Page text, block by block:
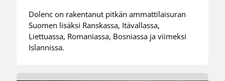
Dolenc on rakentanut pitkän ammattilaisuran
Suomen lisäksi Ranskassa, Itävallassa,
Liettuassa, Romaniassa, Bosniassa ja viimeksi
Islannissa.